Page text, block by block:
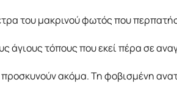
του μακρινού φωτός που
άγιους τόπους που εκεί πέρα σε
προσκυνούν ακόμα. Τη φοβισμένη